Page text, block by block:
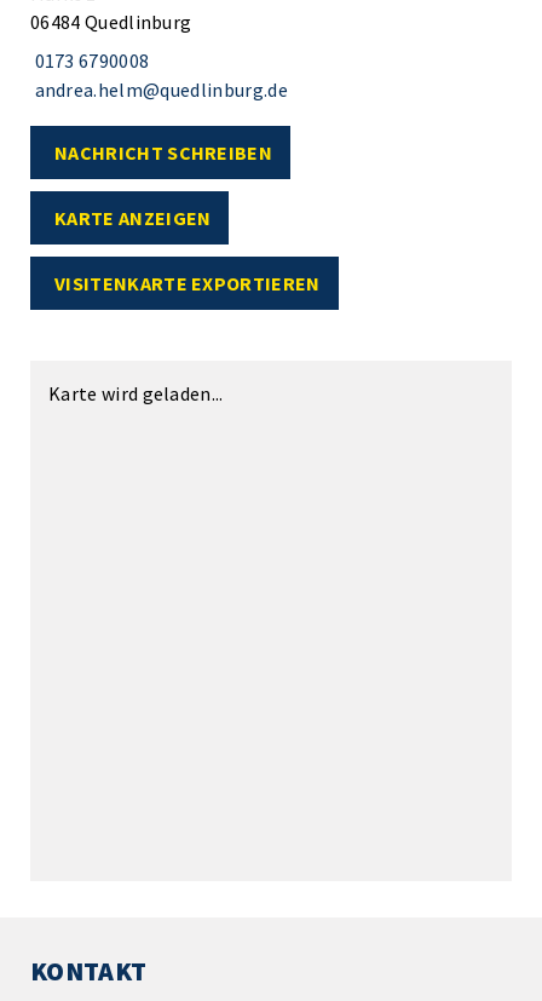
06484 Quedlinburg
0173 6790008
andrea.helm@quedlinburg.de
NACHRICHT SCHREIBEN
KARTE ANZEIGEN
VISITENKARTE EXPORTIEREN
Karte wird geladen...
KONTAKT